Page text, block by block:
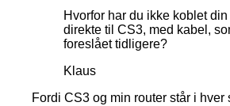
Hvorfor har du ikke koblet
direkte til CS3, med kabel,
foreslået tidligere?
Klaus
Fordi CS3 og min router står i hver